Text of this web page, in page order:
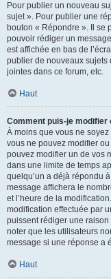
Pour publier un nouveau
sujet ». Pour publier une
bouton « Répondre ». Il se
pouvoir rédiger un
est affichée en bas de
publier de nouveaux sujets
jointes dans ce forum, etc.
Haut
Comment puis-je modifier
À moins que vous ne
vous ne pouvez modifier
pouvez modifier un de vos
dans une limite de temps
quelqu’un a déjà répondu
message affichera le
et l’heure de la
modification effectuée par
puissent rédiger une
noter que les utilisateurs
message si une réponse a
Haut